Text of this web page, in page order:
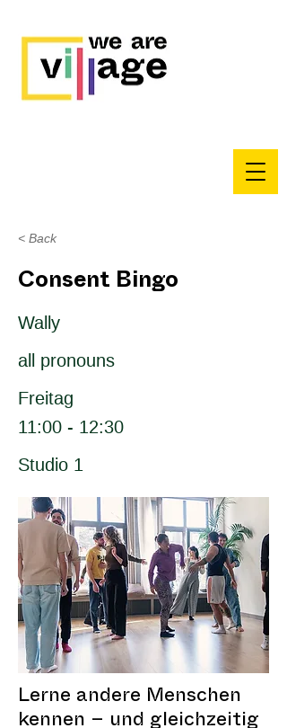
< Back
Consent Bingo
Wally
all pronouns
Freitag
11:00 - 12:30
Studio 1
Lerne andere Menschen
kennen – und gleichzeitig